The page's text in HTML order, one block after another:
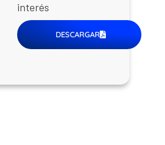
interés
DESCARGAR